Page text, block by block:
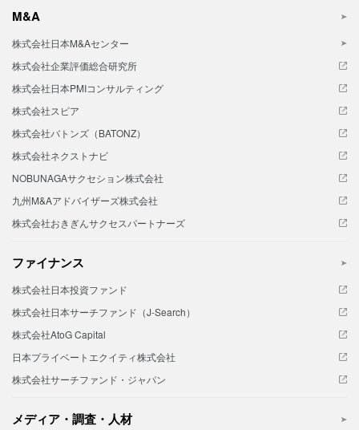
M&A
株式会社日本M&Aセンター
株式会社企業評価総合研究所
株式会社日本PMIコンサルティング
株式会社スピア
株式会社バトンズ（BATONZ）
株式会社ネクストナビ
NOBUNAGAサクセション株式会社
九州M&Aアドバイザーズ株式会社
株式会社おきぎんサクセスパートナーズ
ファイナンス
株式会社日本投資ファンド
株式会社日本サーチファンド（J-Search）
株式会社AtoG Capital
日本プライベートエクイティ株式会社
株式会社サーチファンド・ジャパン
メディア・調査・人材